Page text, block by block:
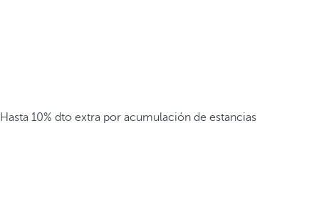
Hasta 10% dto extra por acumulación de estancias